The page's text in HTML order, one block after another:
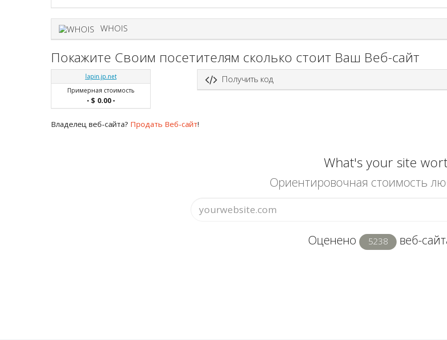
WHOIS
Покажите Своим посетителям сколько стоит Ваш Веб-сайт
lapin.jp.net
Примерная стоимость
• $ 0.00•
Получить код
Владелец веб-сайта? Продать Веб-сайт!
What's your site
Ориентировочная стоимость
Оценено 5238 веб-